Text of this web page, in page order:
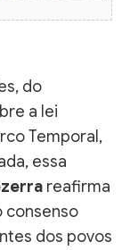
do
a lei
Temporal,
essa
reafirma
consenso
dos povos